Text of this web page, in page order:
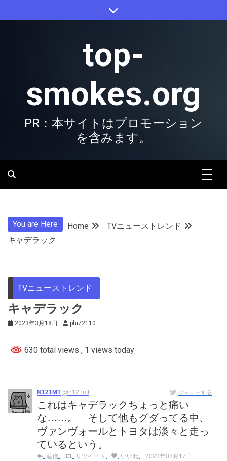
to
top-
smokes.org
PR：本サイトはプロモーション
を含みます。
You are Here Home
TVニューストレンド
キャデラック
TVニューストレンド
キャデラック
2023年3月18日 phi72110
630 total views , 1 views today
N121MT @n121mt フォローする
これはキャデラックちょっと痛い
な……。 そして他もグダってる中、
ヴァンヴォールとトヨタは淡々と走っ
ているという。
返信 リツイート いいね
2023年03月17日